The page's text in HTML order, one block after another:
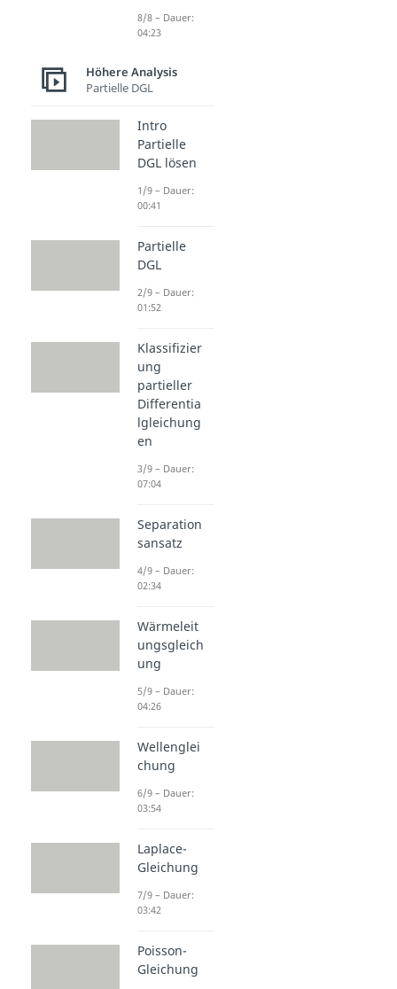
8/8 – Dauer:
04:23
Höhere Analysis
Partielle DGL
Intro
Partielle
DGL lösen
1/9 – Dauer:
00:41
Partielle
DGL
2/9 – Dauer:
01:52
Klassifizier
ung
partieller
Differentia
lgleichung
en
3/9 – Dauer:
07:04
Separation
sansatz
4/9 – Dauer:
02:34
Wärmeleit
ungsgleich
ung
5/9 – Dauer:
04:26
Wellenglei
chung
6/9 – Dauer:
03:54
Laplace-
Gleichung
7/9 – Dauer:
03:42
Poisson-
Gleichung